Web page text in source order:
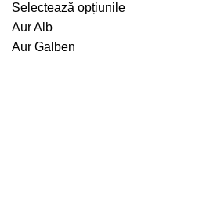
Selectează opțiunile
Aur Alb
Aur Galben